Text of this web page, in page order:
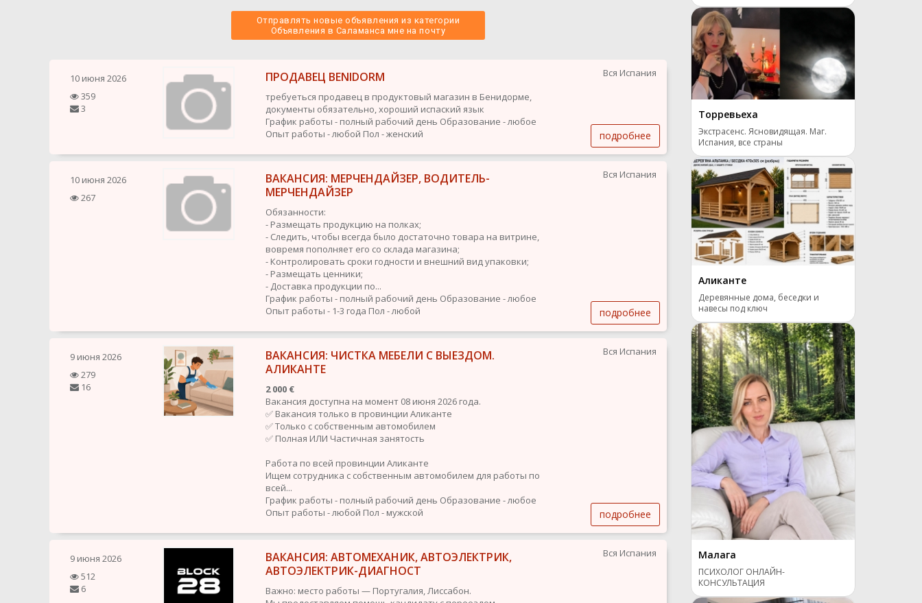
Отправлять новые объявления из категории
Объявления в Саламанса мне на почту
10 июня 2026
359
3
ПРОДАВЕЦ BENIDORM
требуеться продавец в продуктовый магазин в Бенидорме,
документы обязательно, хороший испаский язык
График работы - полный рабочий день Образование - любое
Опыт работы - любой Пол - женский
Вся Испания
подробнее
10 июня 2026
267
ВАКАНСИЯ: МЕРЧЕНДАЙЗЕР, ВОДИТЕЛЬ-
МЕРЧЕНДАЙЗЕР
Обязанности:
- Размещать продукцию на полках;
- Следить, чтобы всегда было достаточно товара на витрине,
вовремя пополняет его со склада магазина;
- Контролировать сроки годности и внешний вид упаковки;
- Размещать ценники;
- Доставка продукции по...
График работы - полный рабочий день Образование - любое
Опыт работы - 1-3 года Пол - любой
Вся Испания
подробнее
9 июня 2026
279
16
ВАКАНСИЯ: ЧИСТКА МЕБЕЛИ С ВЫЕЗДОМ.
АЛИКАНТЕ
2 000 €
Вакансия доступна на момент 08 июня 2026 года.
✅ Вакансия только в провинции Аликанте
✅ Только с собственным автомобилем
✅ Полная ИЛИ Частичная занятость
Работа по всей провинции Аликанте
Ищем сотрудника с собственным автомобилем для работы по
всей...
График работы - полный рабочий день Образование - любое
Опыт работы - любой Пол - мужской
Вся Испания
подробнее
9 июня 2026
512
6
ВАКАНСИЯ: АВТОМЕХАНИК, АВТОЭЛЕКТРИК,
АВТОЭЛЕКТРИК-ДИАГНОСТ
Важно: место работы — Португалия, Лиссабон.
Вся Испания
Торревьеха
Экстрасенс. Ясновидящая. Маг.
Испания, все страны
Аликанте
Деревянные дома, беседки и
навесы под ключ
Малага
ПСИХОЛОГ ОНЛАЙН-
КОНСУЛЬТАЦИЯ